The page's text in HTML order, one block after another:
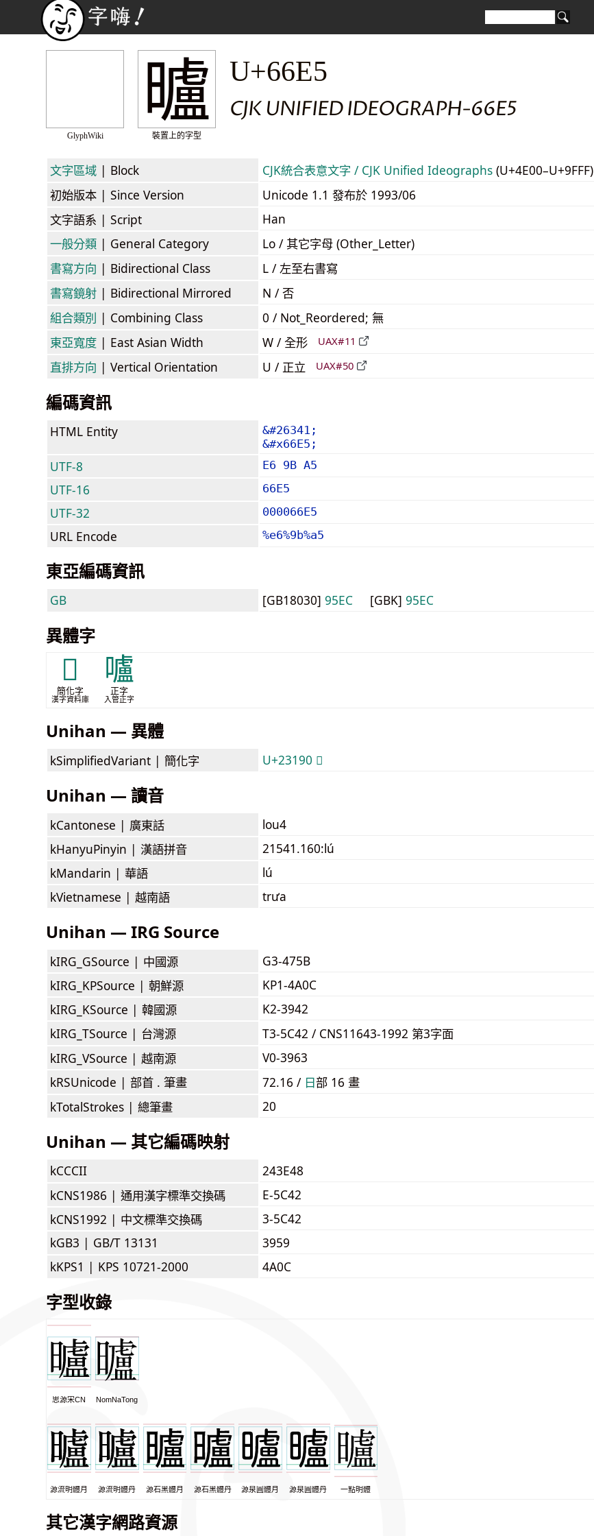
GlyphWiki
曥
裝置上的字型
U+66E5
CJK UNIFIED IDEOGRAPH-66E5
文字區域 | Block CJK統合表意文字 / CJK Unified Ideographs (U+4E00–U+9FFF)
初始版本 | Since Version
Unicode 1.1 發布於 1993/06
文字語系 | Script
Han
一般分類 | General Category
Lo / 其它字母 (Other_Letter)
書寫方向 | Bidirectional Class
L / 左至右書寫
書寫鏡射 | Bidirectional Mirrored
N / 否
組合類別 | Combining Class
0 / Not_Reordered; 無
東亞寬度 | East Asian Width W / 全形 UAX#11
直排方向 | Vertical Orientation U / 正立 UAX#50
編碼資訊
HTML Entity
&#26341;
&#x66E5;
UTF-8 E6 9B A5
UTF-16 66E5
UTF-32 000066E5
URL Encode %e6%9b%a5
東亞編碼資訊
GB [GB18030] 95EC [GBK] 95EC
異體字
𣆐
簡化字
漢字資料庫
嚧
正字
入管正字
Unihan — 異體
kSimplifiedVariant | 簡化字 U+23190 𣆐
Unihan — 讀音
kCantonese | 廣東話
lou4
kHanyuPinyin | 漢語拼音
21541.160:lú
kMandarin | 華語
lú
kVietnamese | 越南語 trưa
Unihan — IRG Source
kIRG_GSource | 中國源
G3-475B
kIRG_KPSource | 朝鮮源
KP1-4A0C
kIRG_KSource | 韓國源
K2-3942
kIRG_TSource | 台灣源
T3-5C42 / CNS11643-1992 第3字面
kIRG_VSource | 越南源
V0-3963
kRSUnicode | 部首 . 筆畫 72.16 / ⽇部 16 畫
kTotalStrokes | 總筆畫 20
Unihan — 其它編碼映射
kCCCII
243E48
kCNS1986 | 通用漢字標準交換碼
E-5C42
kCNS1992 | 中文標準交換碼
3-5C42
kGB3 | GB/T 13131
3959
kKPS1 | KPS 10721-2000 4A0C
字型收錄
思源宋CN NomNaTong
源流明體月 源流明體丹 源石黑體月 源石黑體丹 源泉圓體月 源泉圓體丹 一點明體
其它漢字網路資源